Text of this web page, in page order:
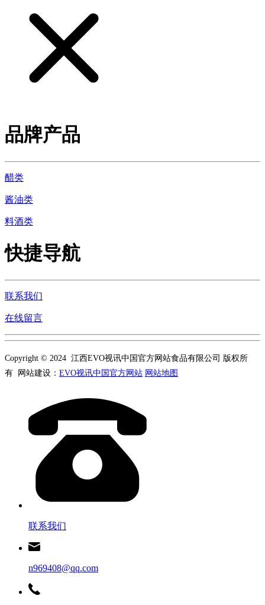
品牌产品
醋类
酱油类
料酒类
快捷导航
联系我们
在线留言
Copyright © 2024 江西EVO视讯中国官方网站食品有限公司 版权所
有 网站建设： EVO视讯中国官方网站 网站地图
联系我们
n969408@qq.com